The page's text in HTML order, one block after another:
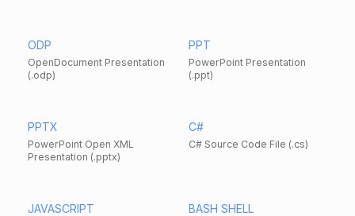
ODP
OpenDocument Presentation
(.odp)
PPT
PowerPoint Presentation
(.ppt)
PPTX
PowerPoint Open XML
Presentation (.pptx)
C#
C# Source Code File (.cs)
JAVASCRIPT BASH SHELL